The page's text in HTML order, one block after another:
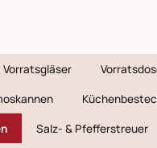
Vorratsgläser
Salz- & Pfefferstreuer